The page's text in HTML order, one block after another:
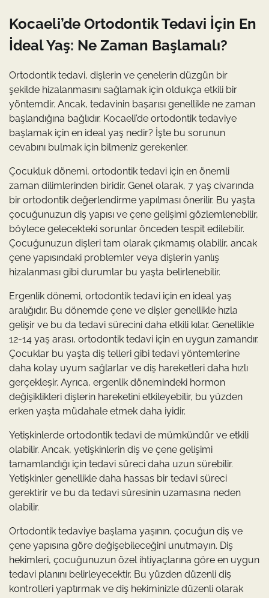
Kocaeli’de Ortodontik Tedavi İçin En
İdeal Yaş: Ne Zaman Başlamalı?
Ortodontik tedavi, dişlerin ve çenelerin düzgün bir
şekilde hizalanmasını sağlamak için oldukça etkili bir
yöntemdir. Ancak, tedavinin başarısı genellikle ne zaman
başlandığına bağlıdır. Kocaeli’de ortodontik tedaviye
başlamak için en ideal yaş nedir? İşte bu sorunun
cevabını bulmak için bilmeniz gerekenler.
Çocukluk dönemi, ortodontik tedavi için en önemli
zaman dilimlerinden biridir. Genel olarak, 7 yaş civarında
bir ortodontik değerlendirme yapılması önerilir. Bu yaşta
çocuğunuzun diş yapısı ve çene gelişimi gözlemlenebilir,
böylece gelecekteki sorunlar önceden tespit edilebilir.
Çocuğunuzun dişleri tam olarak çıkmamış olabilir, ancak
çene yapısındaki problemler veya dişlerin yanlış
hizalanması gibi durumlar bu yaşta belirlenebilir.
Ergenlik dönemi, ortodontik tedavi için en ideal yaş
aralığıdır. Bu dönemde çene ve dişler genellikle hızla
gelişir ve bu da tedavi sürecini daha etkili kılar. Genellikle
12-14 yaş arası, ortodontik tedavi için en uygun zamandır.
Çocuklar bu yaşta diş telleri gibi tedavi yöntemlerine
daha kolay uyum sağlarlar ve diş hareketleri daha hızlı
gerçekleşir. Ayrıca, ergenlik dönemindeki hormon
değişiklikleri dişlerin hareketini etkileyebilir, bu yüzden
erken yaşta müdahale etmek daha iyidir.
Yetişkinlerde ortodontik tedavi de mümkündür ve etkili
olabilir. Ancak, yetişkinlerin diş ve çene gelişimi
tamamlandığı için tedavi süreci daha uzun sürebilir.
Yetişkinler genellikle daha hassas bir tedavi süreci
gerektirir ve bu da tedavi süresinin uzamasına neden
olabilir.
Ortodontik tedaviye başlama yaşının, çocuğun diş ve
çene yapısına göre değişebileceğini unutmayın. Diş
hekimleri, çocuğunuzun özel ihtiyaçlarına göre en uygun
tedavi planını belirleyecektir. Bu yüzden düzenli diş
kontrolleri yaptırmak ve diş hekiminizle düzenli olarak